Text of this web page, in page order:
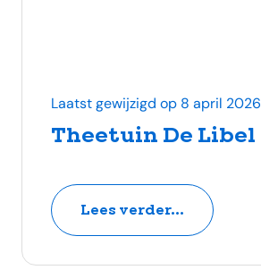
Theetuin De Libel
Laatst gewijzigd op 8 april 2026
Lees verder...